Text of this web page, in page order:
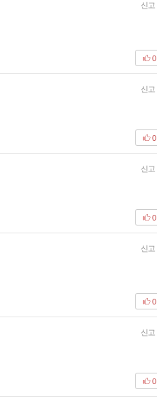
신고
0
신고
0
신고
0
신고
0
신고
0